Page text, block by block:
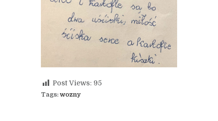
Post Views: 95
Tags: wozny